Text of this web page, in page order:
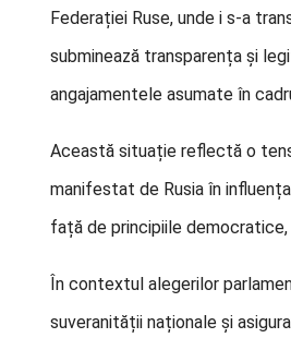
Federației Ruse, unde i s-a
subminează transparența și
angajamentele asumate în
Această situație reflectă o
manifestat de Rusia în
față de principiile
În contextul alegerilor
suveranității naționale și